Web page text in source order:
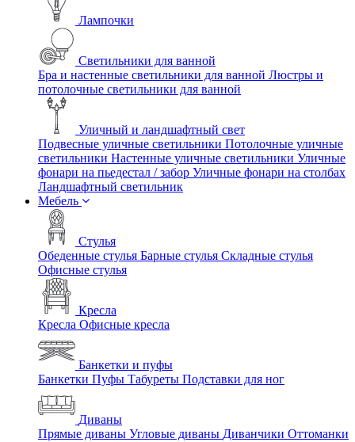
Лампочки
Светильники для ванной
Бра и настенные светильники для ванной Люстры и
потолочные светильники для ванной
Уличный и ландшафтный свет
Подвесные уличные светильники Потолочные уличные
светильники Настенные уличные светильники Уличные
фонари на пьедестал / забор Уличные фонари на столбах
Ландшафтный светильник
Мебель
Стулья
Обеденные стулья Барные стулья Складные стулья
Офисные стулья
Кресла
Кресла Офисные кресла
Банкетки и пуфы
Банкетки Пуфы Табуреты Подставки для ног
Диваны
Прямые диваны Угловые диваны Диванчики Оттоманки